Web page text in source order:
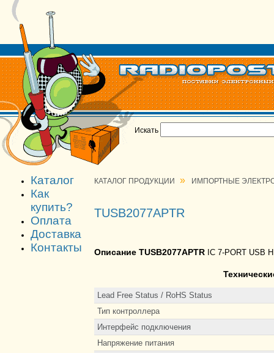
Искать
Каталог
Как
купить?
Оплата
Доставка
Контакты
КАТАЛОГ ПРОДУКЦИИ » ИМПОРТНЫЕ
TUSB2077APTR
Описание TUSB2077APTR IC 7-PORT USB
Lead Free Status / RoHS Status
Тип контроллера
Интерфейс подключения
Напряжение питания